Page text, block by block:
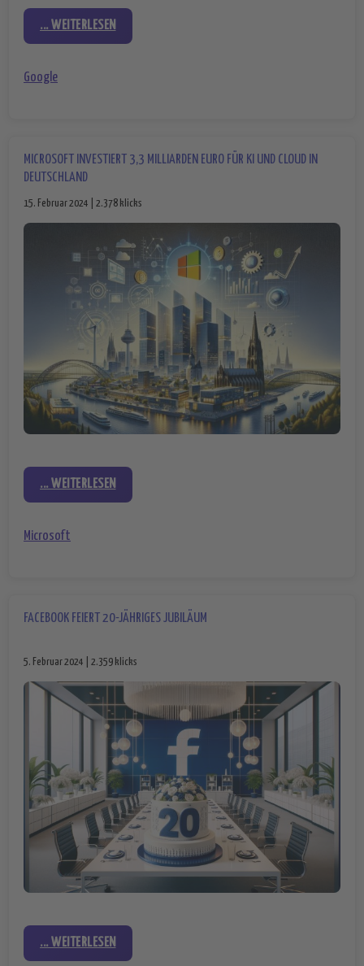
... WEITERLESEN
Google
MICROSOFT INVESTIERT 3,3 MILLIARDEN EURO FÜR KI UND CLOUD IN
DEUTSCHLAND
15. Februar 2024 | 2.378 klicks
... WEITERLESEN
Microsoft
FACEBOOK FEIERT 20-JÄHRIGES JUBILÄUM
5. Februar 2024 | 2.359 klicks
... WEITERLESEN